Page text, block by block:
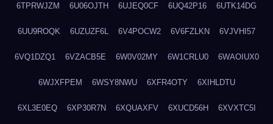
6TPRWJZM 6U06OJTH 6UJEQ0CF 6UQ42P16 6UTK14DG
6UU9ROQK 6UZUZF6L 6V4POCW2 6V6FZLKN 6VJVHI57
6VQ1DZQ1 6VZACB5E 6W0V02MY 6W1CRLU0 6WAOIUX0
6WJXFPEM 6WSY8NWU 6XFR4OTY 6XIHLDTU
6XL3E0EQ 6XP30R7N 6XQUAXFV 6XUCD56H 6XVXTC5I